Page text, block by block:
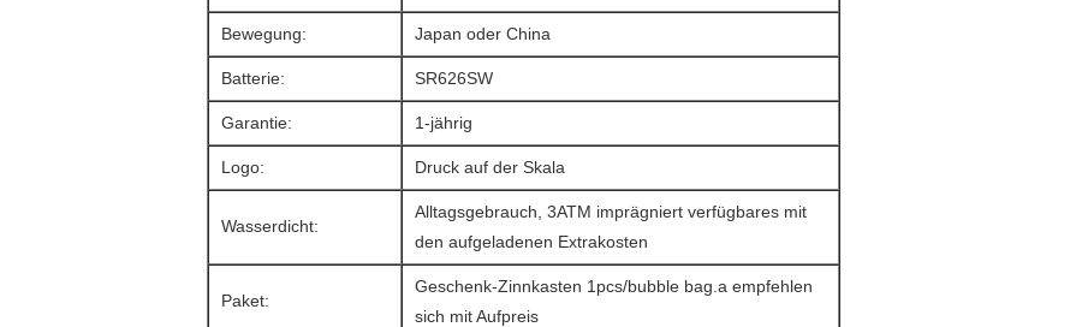
Bewegung: Japan oder China
Batterie: SR626SW
Garantie: 1-jährig
Logo: Druck auf der Skala
Wasserdicht:
Alltagsgebrauch, 3ATM imprägniert verfügbares mit
den aufgeladenen Extrakosten
Paket:
Geschenk-Zinnkasten 1pcs/bubble bag.a empfehlen
sich mit Aufpreis